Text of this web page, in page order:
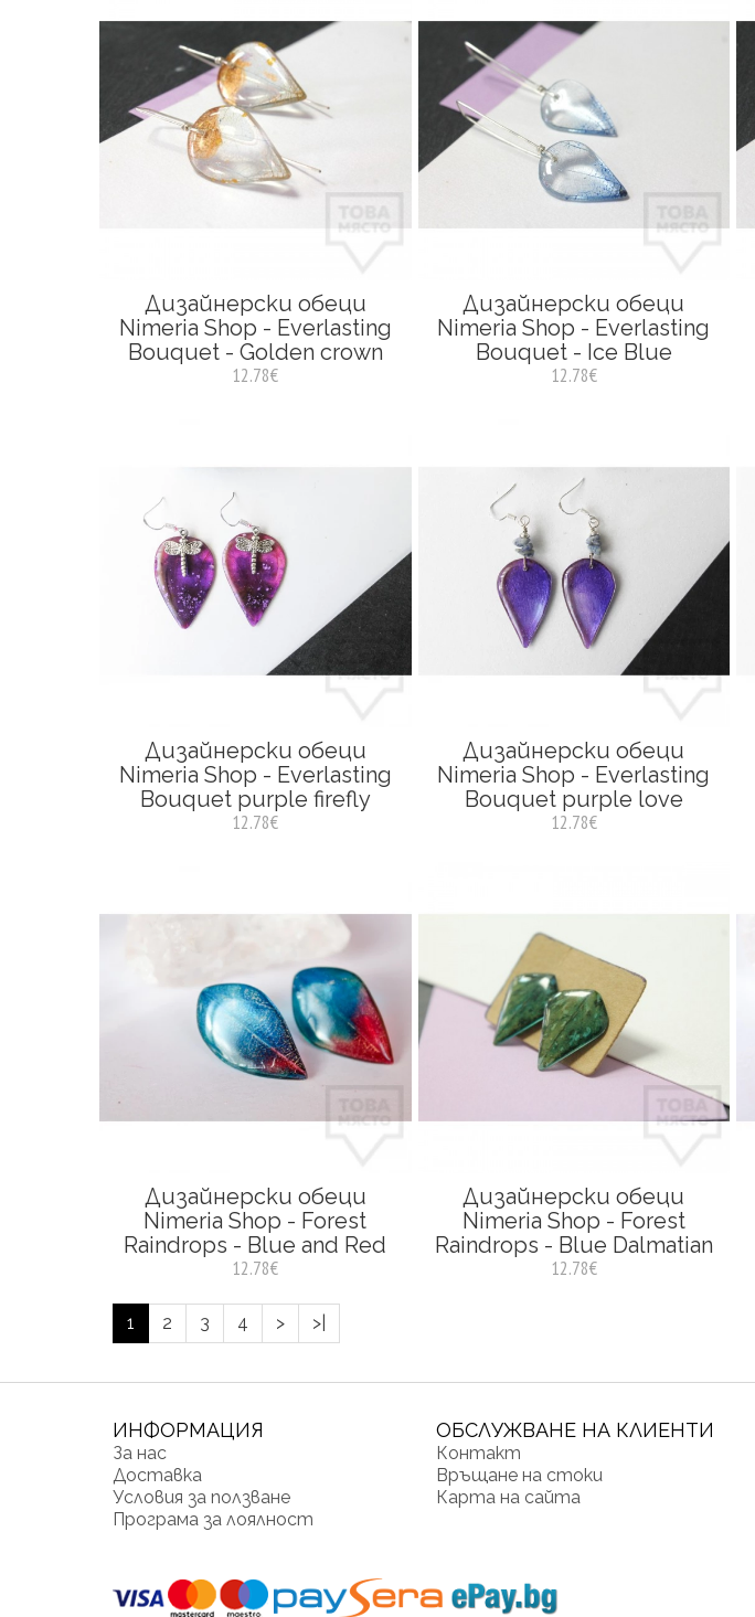
Дизайнерски обеци
Nimeria Shop - Everlasting
Bouquet - Golden crown
12.78€
Дизайнерски обеци
Nimeria Shop - Everlasting
Bouquet - Ice Blue
12.78€
Дизайнерски обеци
Nimeria Shop - Everlasting
Bouquet purple firefly
12.78€
Дизайнерски обеци
Nimeria Shop - Everlasting
Bouquet purple love
12.78€
Дизайнерски обеци
Nimeria Shop - Forest
Raindrops - Blue and Red
12.78€
Дизайнерски обеци
Nimeria Shop - Forest
Raindrops - Blue Dalmatian
12.78€
1 2 3 4 > >|
ИНФОРМАЦИЯ
За нас
Доставка
Условия за ползване
Програма за лоялност
ОБСЛУЖВАНЕ НА КЛИЕНТИ
Контакт
Връщане на стоки
Карта на сайта